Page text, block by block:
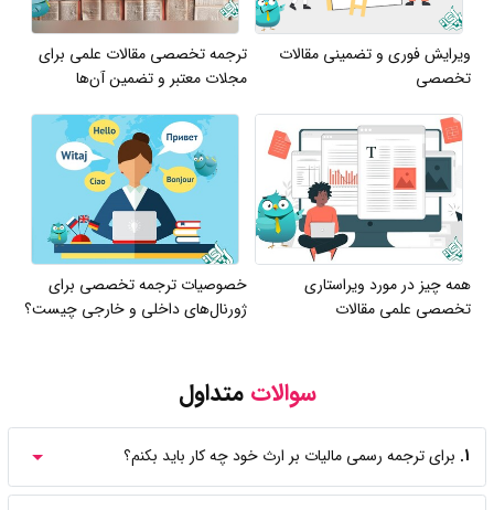
ویرایش فوری و تضمینی مقالات
تخصصی
ترجمه تخصصی مقالات علمی برای
مجلات معتبر و تضمین آن‌ها
همه چیز در مورد ویراستاری
تخصصی علمی مقالات
خصوصیات ترجمه تخصصی برای
ژورنال‌های داخلی و خارجی چیست؟
سوالاتمتداول
1. برای ترجمه رسمی مالیات بر ارث خود چه کار باید بکنم؟